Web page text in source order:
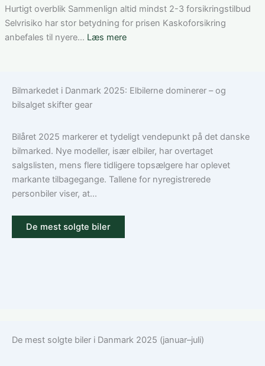
løsning
Tesla
Model
3:
den
Hurtigt overblik Sammenlign altid mindst 2-3 forsikringstilbud
Selvrisiko har stor betydning for prisen Kaskoforsikring
anbefales til nyere… Læs mere:
bilforsikring
Guide
til
ansvar,
kasko
Bilmarkedet i Danmark 2025: Elbilerne dominerer – og
bilsalget skifter gear
Bilåret 2025 markerer et tydeligt vendepunkt på det danske
bilmarked. Nye modeller, især elbiler, har overtaget
salgslisten, mens flere tidligere topsælgere har oplevet
markante tilbagegange. Tallene for nyregistrerede
personbiler viser, at...
De mest solgte biler
De mest solgte biler i Danmark 2025 (januar–juli)